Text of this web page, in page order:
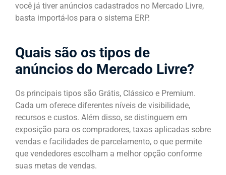
você já tiver anúncios cadastrados no Mercado Livre,
basta importá-los para o sistema ERP.
Quais são os tipos de
anúncios do Mercado Livre?
Os principais tipos são Grátis, Clássico e Premium.
Cada um oferece diferentes níveis de visibilidade,
recursos e custos. Além disso, se distinguem em
exposição para os compradores, taxas aplicadas sobre
vendas e facilidades de parcelamento, o que permite
que vendedores escolham a melhor opção conforme
suas metas de vendas.